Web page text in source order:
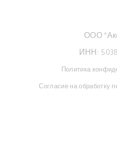
ООО
ИНН:
Политика
Согласие на обработку